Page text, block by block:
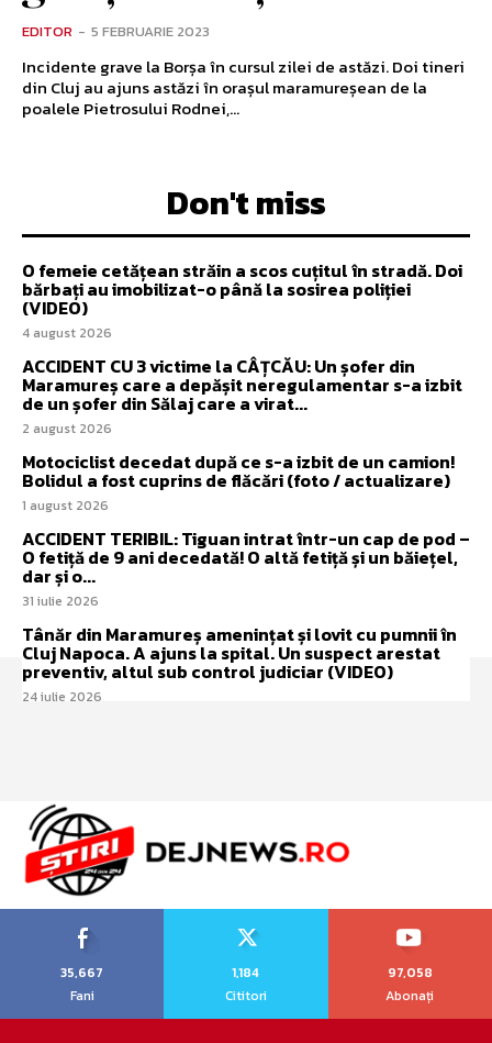
EDITOR - 5 FEBRUARIE 2023
Incidente grave la Borșa în cursul zilei de astăzi. Doi tineri
din Cluj au ajuns astăzi în orașul maramureșean de la
poalele Pietrosului Rodnei,...
Don't miss
O femeie cetățean străin a scos cuțitul în stradă. Doi
bărbați au imobilizat-o până la sosirea poliției
(VIDEO)
4 august 2026
ACCIDENT CU 3 victime la CÂȚCĂU: Un șofer din
Maramureș care a depășit neregulamentar s-a izbit
de un șofer din Sălaj care a virat...
2 august 2026
Motociclist decedat după ce s-a izbit de un camion!
Bolidul a fost cuprins de flăcări (foto / actualizare)
1 august 2026
ACCIDENT TERIBIL: Tiguan intrat într-un cap de pod –
O fetiță de 9 ani decedată! O altă fetiță și un băiețel,
dar și o...
31 iulie 2026
Tânăr din Maramureș amenințat și lovit cu pumnii în
Cluj Napoca. A ajuns la spital. Un suspect arestat
preventiv, altul sub control judiciar (VIDEO)
24 iulie 2026
35,667
Fani
1,184
Cititori
97,058
Abonați